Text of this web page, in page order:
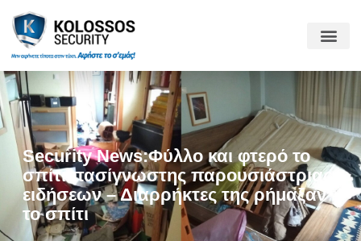
Security News:Φύλλο και φτερό το
σπίτι πασίγνωστης παρουσιάστριας
ειδήσεων – Διαρρήκτες της ρήμαξαν
το σπίτι